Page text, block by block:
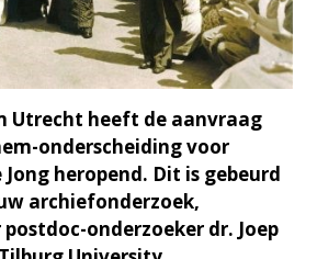
Utrecht heeft de aanvraag
onderscheiding voor
heropend. Dit is gebeurd
archiefonderzoek,
onderzoeker dr. Joep